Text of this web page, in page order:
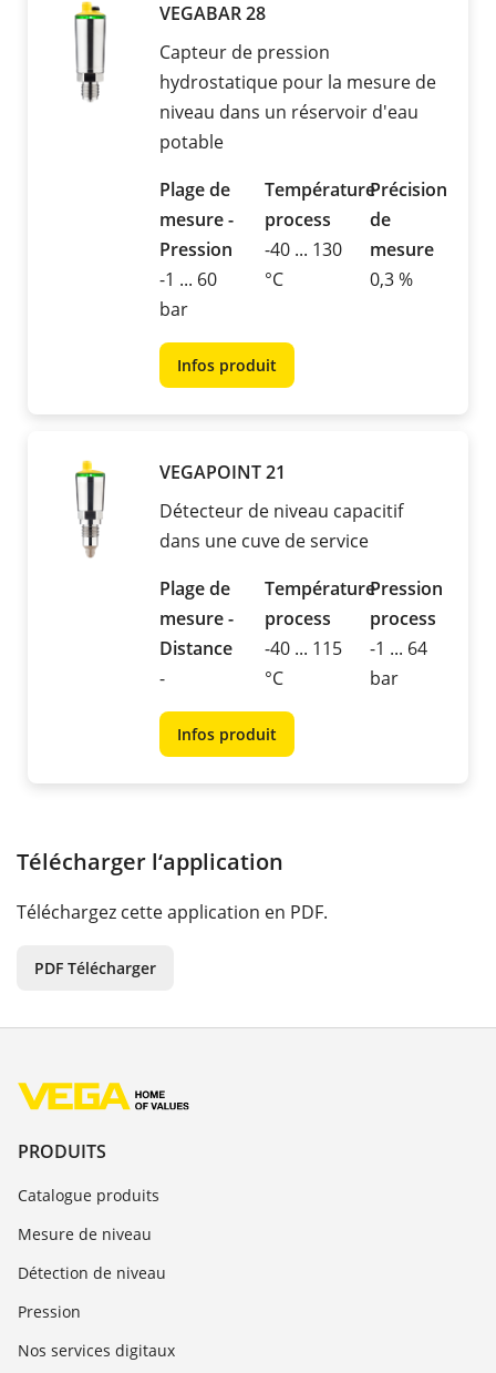
VEGABAR 28
Capteur de pression
hydrostatique pour la mesure de
niveau dans un réservoir d'eau
potable
Plage de
mesure -
Pression
-1 ... 60
bar
Température
process
-40 ... 130
°C
Précision
de
mesure
0,3 %
Infos produit
VEGAPOINT 21
Détecteur de niveau capacitif
dans une cuve de service
Plage de
mesure -
Distance
-
Température
process
-40 ... 115
°C
Pression
process
-1 ... 64
bar
Infos produit
Télécharger l‘application
Téléchargez cette application en PDF.
PDF Télécharger
PRODUITS
Catalogue produits
Mesure de niveau
Détection de niveau
Pression
Nos services digitaux